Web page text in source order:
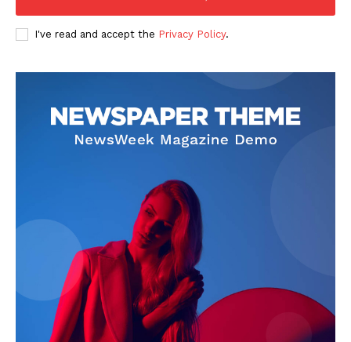
Impressum
I've read and accept the Privacy Policy.